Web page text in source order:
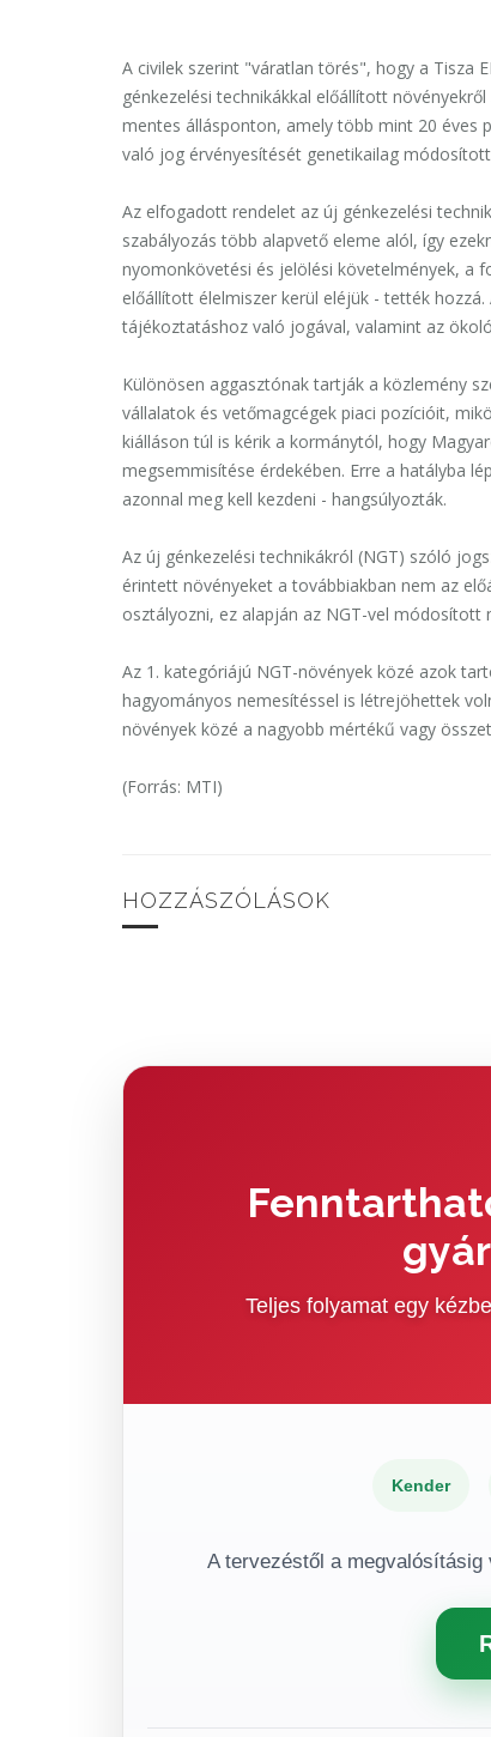
A civilek szerint "váratlan törés", hogy a Tisza
génkezelési technikákkal előállított
mentes állásponton, amely több mint 20 éves
való jog érvényesítését genetikailag
Az elfogadott rendelet az új génkezelési
szabályozás több alapvető eleme alól, így
nyomonkövetési és jelölési követelmények, a
előállított élelmiszer kerül eléjük - tették
tájékoztatáshoz való jogával, valamint az
Különösen aggasztónak tartják a közlemény
vállalatok és vetőmagcégek piaci pozícióit,
kiálláson túl is kérik a kormánytól, hogy
megsemmisítése érdekében. Erre a hatályba
azonnal meg kell kezdeni - hangsúlyozták.
Az új génkezelési technikákról (NGT) szóló
érintett növényeket a továbbiakban nem az
osztályozni, ez alapján az NGT-vel
Az 1. kategóriájú NGT-növények közé azok
hagyományos nemesítéssel is létrejöhettek
növények közé a nagyobb mértékű vagy
(Forrás: MTI)
HOZZÁSZÓLÁSOK
Teljes folyamat egy
Kender
A tervezéstől a